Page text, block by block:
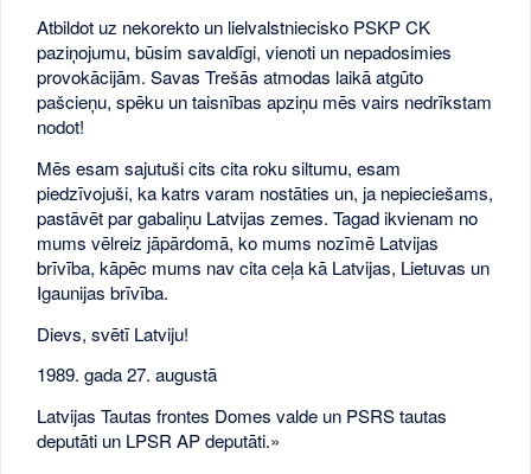
Atbildot uz nekorekto un lielvalstniecisko PSKP CK
paziņojumu, būsim savaldīgi, vienoti un nepadosimies
provokācijām. Savas Trešās atmodas laikā atgūto
pašcieņu, spēku un taisnības apziņu mēs vairs nedrīkstam
nodot!
Mēs esam sajutuši cits cita roku siltumu, esam
piedzīvojuši, ka katrs varam nostāties un, ja nepieciešams,
pastāvēt par gabaliņu Latvijas zemes. Tagad ikvienam no
mums vēlreiz jāpārdomā, ko mums nozīmē Latvijas
brīvība, kāpēc mums nav cita ceļa kā Latvijas, Lietuvas un
Igaunijas brīvība.
Dievs, svētī Latviju!
1989. gada 27. augustā
Latvijas Tautas frontes Domes valde un PSRS tautas
deputāti un LPSR AP deputāti.»